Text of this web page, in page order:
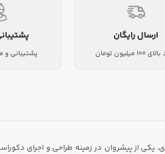
ارسال رایگان
میلیون تومان پشتیبانی و